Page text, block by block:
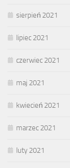
sierpień 2021
lipiec 2021
czerwiec 2021
maj 2021
kwiecień 2021
marzec 2021
luty 2021